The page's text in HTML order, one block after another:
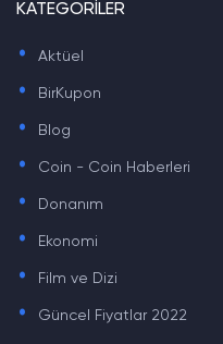
KATEGORİLER
. Aktüel
. BirKupon
. Blog
. Coin - Coin Haberleri
. Donanım
. Ekonomi
. Film ve Dizi
. Güncel Fiyatlar 2022